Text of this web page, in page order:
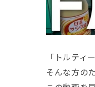
「トルティ
そんな方の